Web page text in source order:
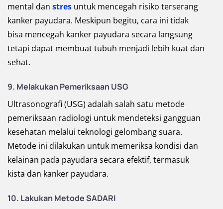
mental dan stres untuk mencegah risiko terserang
kanker payudara. Meskipun begitu, cara ini tidak
bisa mencegah kanker payudara secara langsung
tetapi dapat membuat tubuh menjadi lebih kuat dan
sehat.
9. Melakukan Pemeriksaan USG
Ultrasonografi (USG) adalah salah satu metode
pemeriksaan radiologi untuk mendeteksi gangguan
kesehatan melalui teknologi gelombang suara.
Metode ini dilakukan untuk memeriksa kondisi dan
kelainan pada payudara secara efektif, termasuk
kista dan kanker payudara.
10. Lakukan Metode SADARI